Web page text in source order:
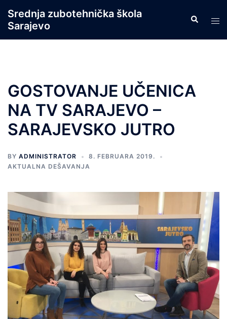
content
Srednja zubotehnička škola
Sarajevo
Search
GOSTOVANJE UČENICA
NA TV SARAJEVO –
SARAJEVSKO JUTRO
BY ADMINISTRATOR
8. FEBRUARA 2019.
AKTUALNA DEŠAVANJA